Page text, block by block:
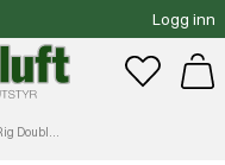
Logg inn
Westin Add-It Shallow Rig Double 1x7 40,8kg 12cm #1/0 2pcs